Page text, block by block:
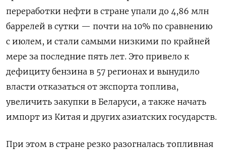
переработки нефти в стране упали до 4,86 млн
баррелей в сутки — почти на 10% по сравнению
с июлем, и стали самыми низкими по крайней
мере за последние пять лет. Это привело к
дефициту бензина в 57 регионах и вынудило
власти отказаться от экспорта топлива,
увеличить закупки в Беларуси, а также начать
импорт из Китая и других азиатских государств.
При этом в стране резко разогналась топливная